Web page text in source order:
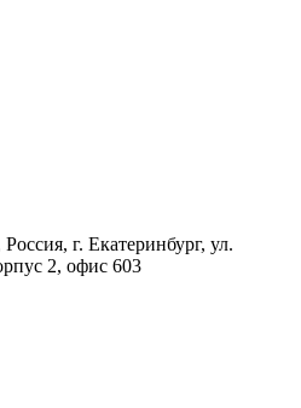
г. Екатеринбург, ул.
2, офис 603